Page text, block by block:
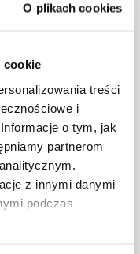
O plikach cookies
cookie
treści
i
o tym, jak
partnerom
z innymi danymi
podczas
coraz więcej reguł,
których
jakości